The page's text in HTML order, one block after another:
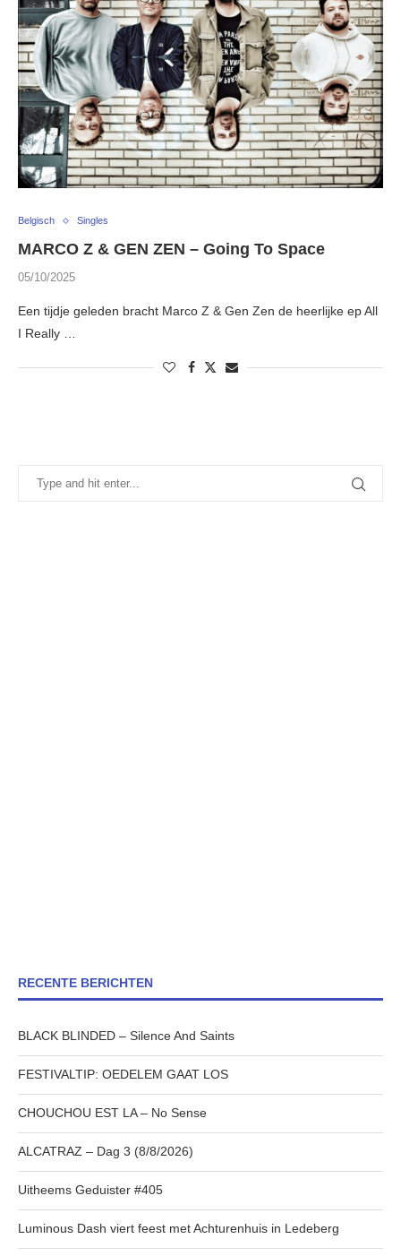
Belgisch Singles
MARCO Z & GEN ZEN – Going To Space
05/10/2025
Een tijdje geleden bracht Marco Z & Gen Zen de heerlijke ep All
I Really …
RECENTE BERICHTEN
BLACK BLINDED – Silence And Saints
FESTIVALTIP: OEDELEM GAAT LOS
CHOUCHOU EST LA – No Sense
ALCATRAZ – Dag 3 (8/8/2026)
Uitheems Geduister #405
Luminous Dash viert feest met Achturenhuis in Ledeberg